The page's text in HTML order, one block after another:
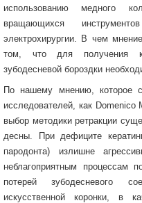
использованию медного
вращающихся
электрохирургии. В чем
том, что для получения
зубодесневой бороздки
По нашему мнению, которое
исследователей, как
выбор методики ретракции
десны. При дефиците
пародонта) излишне
неблагоприятным процессам
потерей зубодесневого
искусственной коронки, в